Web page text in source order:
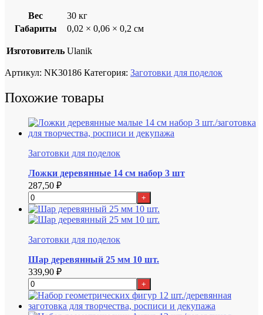
Вес
30 кг
Габариты
0,02 × 0,06 × 0,2 см
Изготовитель Ulanik
Артикул: NK30186 Категория: Заготовки для поделок
Похожие товары
Заготовки для поделок
Ложки деревянные 14 см набор 3 шт
287,50 ₽
+
Заготовки для поделок
Шар деревянный 25 мм 10 шт.
339,90 ₽
+